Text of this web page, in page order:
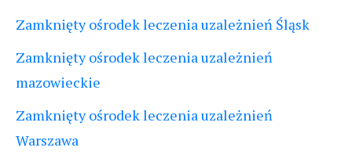
Zamknięty ośrodek leczenia uzależnień Śląsk
Zamknięty ośrodek leczenia uzależnień
mazowieckie
Zamknięty ośrodek leczenia uzależnień
Warszawa